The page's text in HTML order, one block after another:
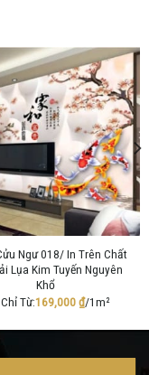
Ngư 018/ In Trên Chất
Lụa Kim Tuyến Nguyên
Khổ
Từ:169,000₫/1m²